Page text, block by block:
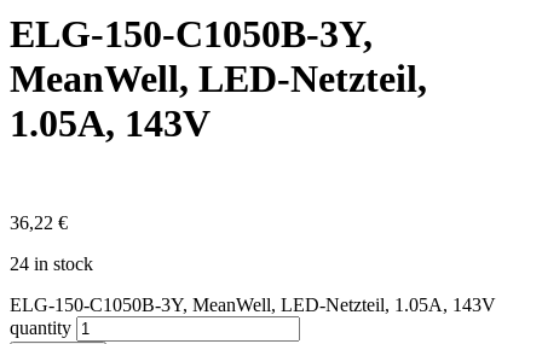
ELG-150-C1050B-3Y,
MeanWell, LED-Netzteil,
1.05A, 143V
36,22 €
24 in stock
ELG-150-C1050B-3Y, MeanWell, LED-Netzteil, 1.05A, 143V
quantity